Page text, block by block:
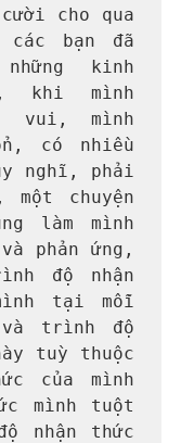
cho qua
các bạn đã
kinh
khi mình
vui, mình
có nhiều
nghĩ, phải
chuyện
làm mình
phản ứng,
độ nhận
tại mỗi
trình độ
tuỳ thuộc
của mình
mình tuột
nhận thức